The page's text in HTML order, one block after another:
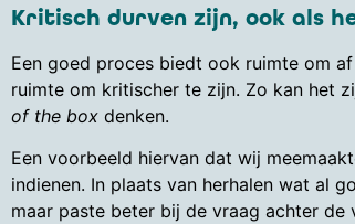
Kritisch durven zijn, ook als
Een goed proces biedt ook ruimte om
ruimte om kritischer te zijn. Zo kan het
of the box denken.
Een voorbeeld hiervan dat wij
indienen. In plaats van herhalen wat al
maar paste beter bij de vraag achter